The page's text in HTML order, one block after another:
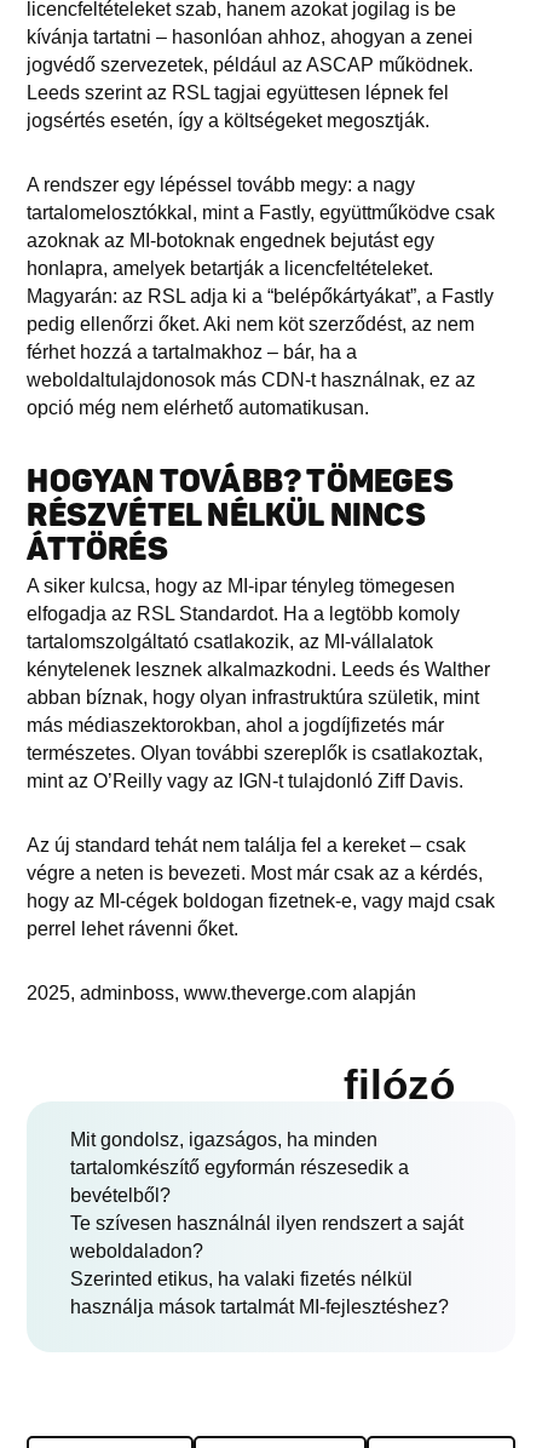
licencfeltételeket szab, hanem azokat jogilag is be
kívánja tartatni – hasonlóan ahhoz, ahogyan a zenei
jogvédő szervezetek, például az ASCAP működnek.
Leeds szerint az RSL tagjai együttesen lépnek fel
jogsértés esetén, így a költségeket megosztják.
A rendszer egy lépéssel tovább megy: a nagy
tartalomelosztókkal, mint a Fastly, együttműködve csak
azoknak az MI-botoknak engednek bejutást egy
honlapra, amelyek betartják a licencfeltételeket.
Magyarán: az RSL adja ki a “belépőkártyákat”, a Fastly
pedig ellenőrzi őket. Aki nem köt szerződést, az nem
férhet hozzá a tartalmakhoz – bár, ha a
weboldaltulajdonosok más CDN-t használnak, ez az
opció még nem elérhető automatikusan.
HOGYAN TOVÁBB? TÖMEGES
RÉSZVÉTEL NÉLKÜL NINCS
ÁTTÖRÉS
A siker kulcsa, hogy az MI-ipar tényleg tömegesen
elfogadja az RSL Standardot. Ha a legtöbb komoly
tartalomszolgáltató csatlakozik, az MI-vállalatok
kénytelenek lesznek alkalmazkodni. Leeds és Walther
abban bíznak, hogy olyan infrastruktúra születik, mint
más médiaszektorokban, ahol a jogdíjfizetés már
természetes. Olyan további szereplők is csatlakoztak,
mint az O’Reilly vagy az IGN-t tulajdonló Ziff Davis.
Az új standard tehát nem találja fel a kereket – csak
végre a neten is bevezeti. Most már csak az a kérdés,
hogy az MI-cégek boldogan fizetnek-e, vagy majd csak
perrel lehet rávenni őket.
2025, adminboss, www.theverge.com alapján
filózó
Mit gondolsz, igazságos, ha minden
tartalomkészítő egyformán részesedik a
bevételből?
Te szívesen használnál ilyen rendszert a saját
weboldaladon?
Szerinted etikus, ha valaki fizetés nélkül
használja mások tartalmát MI-fejlesztéshez?